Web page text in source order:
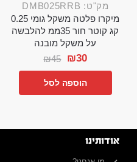
מק"ט: DMB025RRB
מיקרו פלטה משקל גומי 0.25
קג קוטר חור 35ממ להלבשה
על משקל מובנה
₪45 ₪30
הוספה לסל
אודותינו